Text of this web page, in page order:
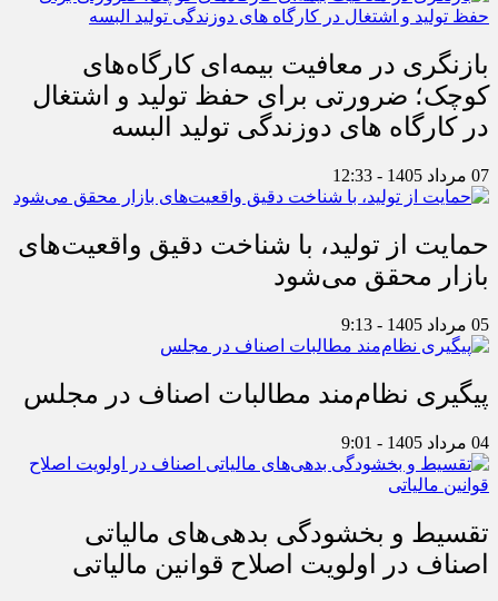
بازنگری در معافیت بیمه‌ای کارگاه‌های
کوچک؛ ضرورتی برای حفظ تولید و اشتغال
در کارگاه های دوزندگی تولید البسه
07 مرداد 1405 - 12:33
حمایت از تولید، با شناخت دقیق واقعیت‌های
بازار محقق می‌شود
05 مرداد 1405 - 9:13
پیگیری نظام‌مند مطالبات اصناف در مجلس
04 مرداد 1405 - 9:01
تقسیط و بخشودگی بدهی‌های مالیاتی
اصناف در اولویت اصلاح قوانین مالیاتی